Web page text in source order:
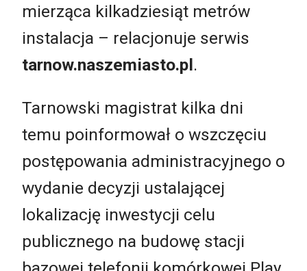
mierząca kilkadziesiąt metrów
instalacja – relacjonuje serwis
tarnow.naszemiasto.pl.
Tarnowski magistrat kilka dni
temu poinformował o wszczęciu
postępowania administracyjnego o
wydanie decyzji ustalającej
lokalizację inwestycji celu
publicznego na budowę stacji